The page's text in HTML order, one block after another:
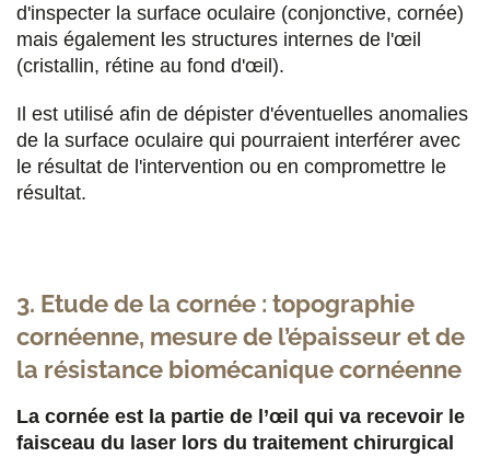
d'inspecter la surface oculaire (conjonctive, cornée)
mais également les structures internes de l'œil
(cristallin, rétine au fond d'œil).
Il est utilisé afin de dépister d'éventuelles anomalies
de la surface oculaire qui pourraient interférer avec
le résultat de l'intervention ou en compromettre le
résultat.
3. Etude de la cornée : topographie
cornéenne, mesure de l’épaisseur et de
la résistance biomécanique cornéenne
La cornée est la partie de l’œil qui va recevoir le
faisceau du laser lors du traitement chirurgical